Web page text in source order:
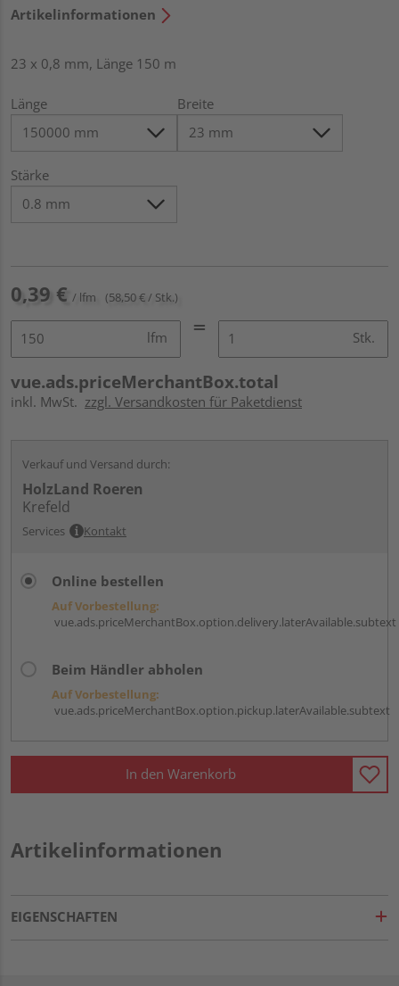
Artikelinformationen
23 x 0,8 mm, Länge 150 m
Länge Breite
Stärke
0,39 € / lfm (58,50 € / Stk.)
lfm Stk.
vue.ads.priceMerchantBox.total
inkl. MwSt. zzgl. Versandkosten für Paketdienst
Verkauf und Versand durch:
HolzLand Roeren
Krefeld
Services Kontakt
Online bestellen
Auf Vorbestellung:
vue.ads.priceMerchantBox.option.delivery.laterAvailable.subtext
Beim Händler abholen
Auf Vorbestellung:
vue.ads.priceMerchantBox.option.pickup.laterAvailable.subtext
In den Warenkorb
Artikelinformationen
EIGENSCHAFTEN